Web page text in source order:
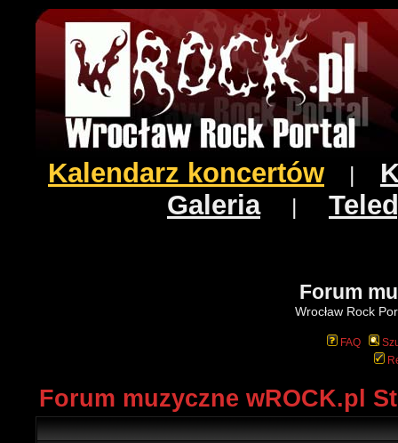
Kalendarz koncertów
Galeria|
Forum
Wrocław Rock
FAQ
Forum muzyczne wROCK.pl